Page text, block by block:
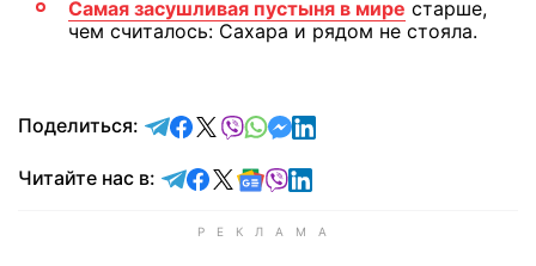
Самая засушливая пустыня в мире старше,
чем считалось: Сахара и рядом не стояла.
Поделиться: отправить в Telegram
поделиться в Facebook
поделиться в X
отправить в Viber
отправить в Whatsapp
отправить в Messenger
отправить в LinkedIn
Читайте нас в: Читайте в Telegram
Читайте в Facebook
Читайте в X
Читайте в Google news
Читайте в Viber
Читайте в LinkedIn